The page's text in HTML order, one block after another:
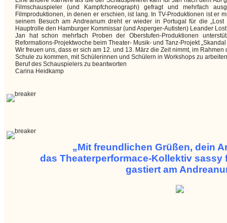
Filmschauspieler (und Kampfchoreograph) gefragt und mehrfach
Filmproduktionen, in denen er erschien, ist lang. In TV-Produktionen ist er
seinem Besuch am Andreanum dreht er wieder in Portugal für die
Hauptrolle den Hamburger Kommissar (und Asperger-Autisten) Leander
Jan hat schon mehrfach Proben der Oberstufen-Produktionen
Reformations-Projektwoche beim Theater- Musik- und Tanz-Projekt
Wir freuen uns, dass er sich am 12. und 13. März die Zeit nimmt, im
Schule zu kommen, mit Schülerinnen und Schülern in Workshops zu
Beruf des Schauspielers zu beantworten
Carina Heidkamp
„Mit freundlichen Grüßen, dein
das Theaterperformace-Kollektiv sassy
gastiert am